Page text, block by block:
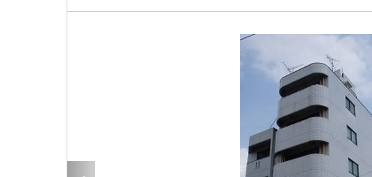
居抜き物件特集
神奈川のクリニックを探す
路線から探す
その他
地図から探す
無料ダウンロード